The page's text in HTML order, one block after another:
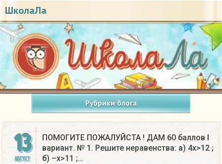
ШколаЛа
Рубрики блога
13
АВГУСТ
ПОМОГИТЕ ПОЖАЛУЙСТА ! ДАМ 60 баллов I
вариант. № 1. Решите неравенства: а) 4x>12 ;
б) –x>11 ;…